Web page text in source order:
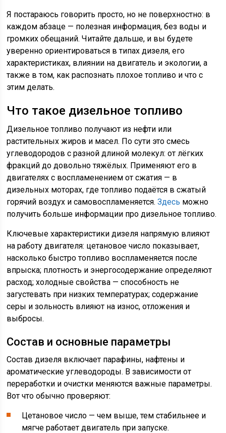
Я постараюсь говорить просто, но не поверхностно: в
каждом абзаце — полезная информация, без воды и
громких обещаний. Читайте дальше, и вы будете
уверенно ориентироваться в типах дизеля, его
характеристиках, влиянии на двигатель и экологии, а
также в том, как распознать плохое топливо и что с
этим делать.
Что такое дизельное топливо
Дизельное топливо получают из нефти или
растительных жиров и масел. По сути это смесь
углеводородов с разной длиной молекул: от лёгких
фракций до довольно тяжёлых. Применяют его в
двигателях с воспламенением от сжатия — в
дизельных моторах, где топливо подаётся в сжатый
горячий воздух и самовоспламеняется.Здесь можно
получить больше информации про дизельное топливо.
Ключевые характеристики дизеля напрямую влияют
на работу двигателя: цетановое число показывает,
насколько быстро топливо воспламеняется после
впрыска; плотность и энергосодержание определяют
расход; холодные свойства — способность не
загустевать при низких температурах; содержание
серы и зольность влияют на износ, отложения и
выбросы.
Состав и основные параметры
Состав дизеля включает парафины, нафтены и
ароматические углеводороды. В зависимости от
переработки и очистки меняются важные параметры.
Вот что обычно проверяют:
Цетановое число — чем выше, тем стабильнее и
мягче работает двигатель при запуске.